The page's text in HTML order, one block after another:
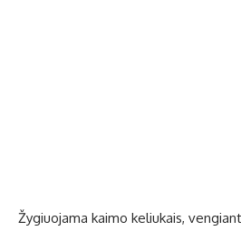
Žygiuojama kaimo keliukais,